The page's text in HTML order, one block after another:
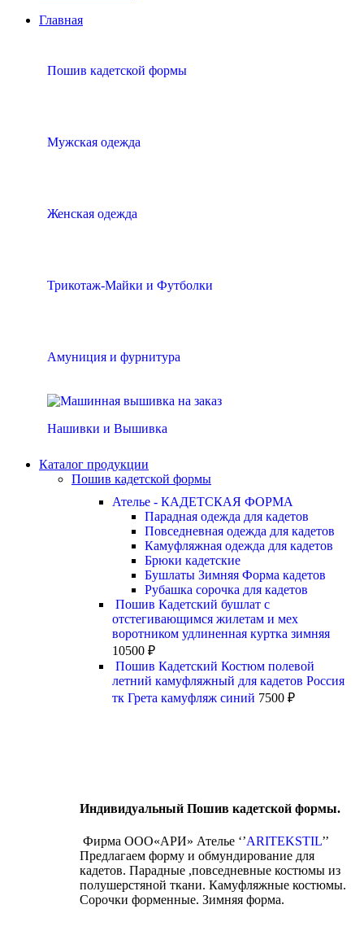
Главная
Пошив кадетской формы
Мужская одежда
Женская одежда
Трикотаж-Майки и Футболки
Амуниция и фурнитура
Нашивки и Вышивка
Каталог продукции
Пошив кадетской формы
Ателье - КАДЕТСКАЯ ФОРМА
Парадная одежда для кадетов
Повседневная одежда для кадетов
Камуфляжная одежда для кадетов
Брюки кадетские
Бушлаты Зимняя Форма кадетов
Рубашка сорочка для кадетов
Пошив Кадетский бушлат с
отстегивающимся жилетам и мех
воротником удлиненная куртка зимняя
10500 ₽
Пошив Кадетский Костюм полевой
летний камуфляжный для кадетов Россия
тк Грета камуфляж синий 7500 ₽
Индивидуальный Пошив кадетской формы.
Фирма ООО«АРИ» Ателье ‘’ARITEKSTIL’’
Предлагаем форму и обмундирование для
кадетов. Парадные ,повседневные костюмы из
полушерстяной ткани. Камуфляжные костюмы.
Сорочки форменные. Зимняя форма.